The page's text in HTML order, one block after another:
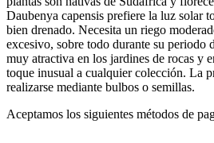
Daubenya capensis prefiere la luz solar
bien drenado. Necesita un riego
excesivo, sobre todo durante su periodo
muy atractiva en los jardines de rocas y
toque inusual a cualquier colección. La
realizarse mediante bulbos o semillas.
Aceptamos los siguientes métodos de